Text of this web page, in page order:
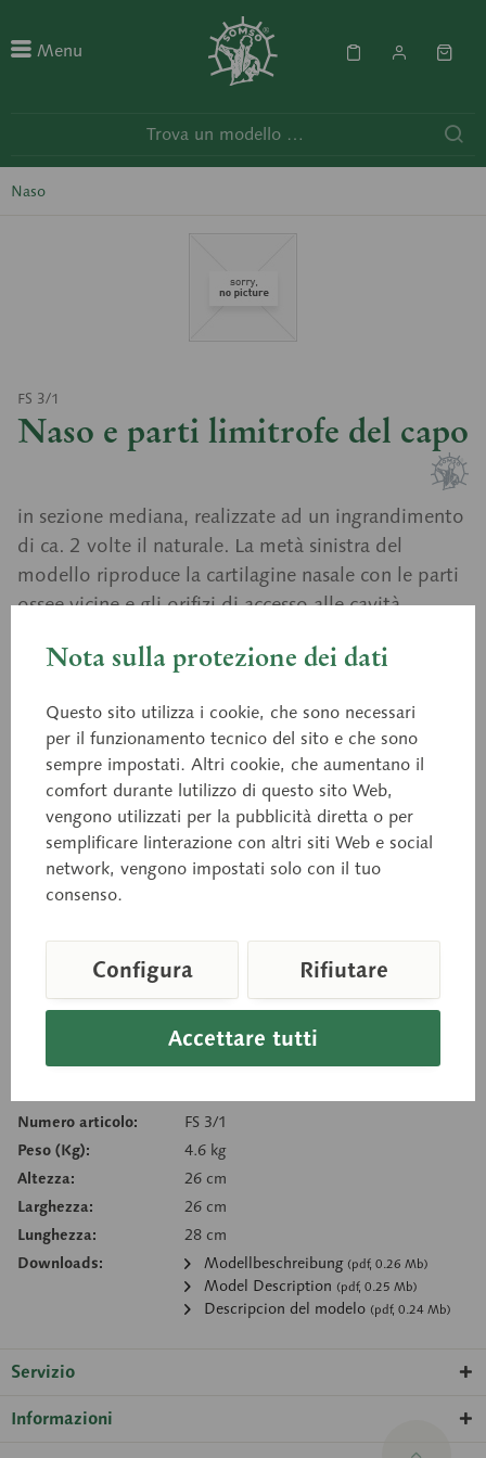
Menu
Naso
FS 3/1
Naso e parti limitrofe del capo
in sezione mediana, realizzate ad un ingrandimento
di ca. 2 volte il naturale. La metà sinistra del
modello riproduce la cartilagine nasale con le parti
ossee vicine e gli orifizi di accesso alle cavità
chiaramente visibili i muscoli mimici e la muccosa
8 parti come da seguente dettaglio: Due metà del
capo (su base verde. di appoggio), Setto nasale,
Cornetti nasali (lato destro e lato sinistro), Osso
zigomatico. Le ossa della base cranica sono state
colorate secondo.
Prezzo su richiesta
Tempi di consegna su richiesta
Carello della richiesta
Ricorda Consiglia
Numero articolo:
FS 3/1
Peso (Kg):
4.6 kg
Altezza:
26 cm
Larghezza:
26 cm
Lunghezza:
28 cm
Downloads:
Modellbeschreibung (pdf, 0.26 Mb)
Model Description (pdf, 0.25 Mb)
Descripcion del modelo (pdf, 0.24 Mb)
Servizio
Informazioni
Nota sulla protezione dei dati
Questo sito utilizza i cookie, che sono necessari
per il funzionamento tecnico del sito e che sono
sempre impostati. Altri cookie, che aumentano il
comfort durante lutilizzo di questo sito Web,
vengono utilizzati per la pubblicità diretta o per
semplificare linterazione con altri siti Web e social
network, vengono impostati solo con il tuo
consenso.
Accettare tutti
Configura Rifiutare